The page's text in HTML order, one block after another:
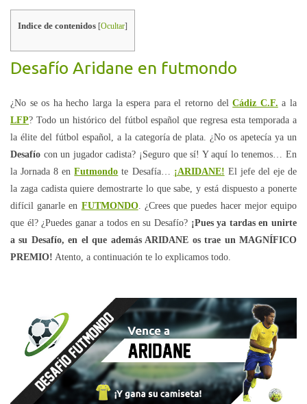
Indice de contenidos [Ocultar]
Desafío Aridane en futmondo
¿No se os ha hecho larga la espera para el retorno delCádiz C.F. a la
LFP? Todo un histórico del fútbol español que regresa esta temporada a
la élite del fútbol español, a la categoría de plata. ¿No os apetecía ya un
Desafío con un jugador cadista? ¡Seguro que sí! Y aquí lo tenemos… En
la Jornada 8 enFutmondo te Desafía… ¡ARIDANE! El jefe del eje de
la zaga cadista quiere demostrarte lo que sabe, y está dispuesto a ponerte
difícil ganarle en FUTMONDO. ¿Crees que puedes hacer mejor equipo
que él? ¿Puedes ganar a todos en su Desafío?¡Pues ya tardas en unirte
a su Desafío, en el que además ARIDANE os trae un MAGNÍFICO
PREMIO! Atento, a continuación te lo explicamos todo.